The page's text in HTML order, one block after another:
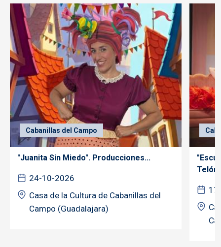
Cabanillas del Campo
"Juanita Sin Miedo". Producciones...
24-10-2026
Casa de la Cultura de Cabanillas del
Campo (Guadalajara)